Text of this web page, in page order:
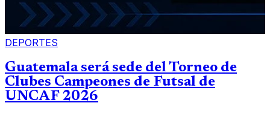
DEPORTES
Guatemala será sede del Torneo de
Clubes Campeones de Futsal de
UNCAF 2026